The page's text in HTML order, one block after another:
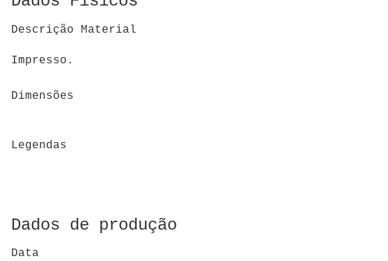
Descrição Material
Impresso.
Dimensões
Legendas
Dados de produção
Data